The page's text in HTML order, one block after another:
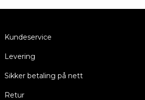
Kundeservice
Levering
Sikker betaling på nett
Retur